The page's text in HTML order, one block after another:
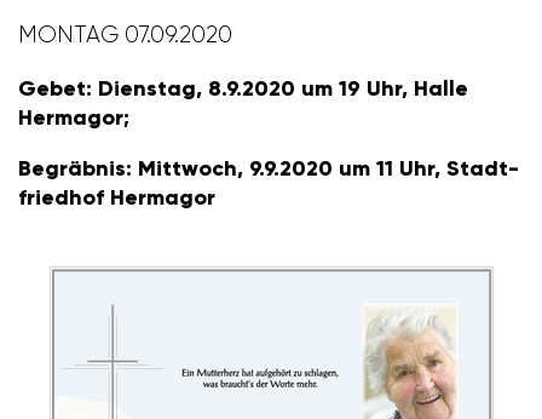
MONTAG 07.09.2020
Gebet: Dienstag, 8.9.2020 um 19 Uhr, Halle
Hermagor;
Begräbnis: Mitt­woch, 9.9.2020 um 11 Uhr, Stadt­
friedhof Hermagor